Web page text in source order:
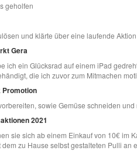
geholfen
und klärte über eine laufende
Gera
ich ein Glücksrad auf einem iPad
die ich zuvor zum Mitmachen
Promotion
sowie Gemüse schneiden
2021
sie sich ab einem Einkauf von 10€ im
zu Hause selbst gestalteten Pulli an